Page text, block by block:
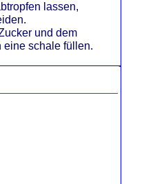
lassen,
und dem
eine schale füllen.